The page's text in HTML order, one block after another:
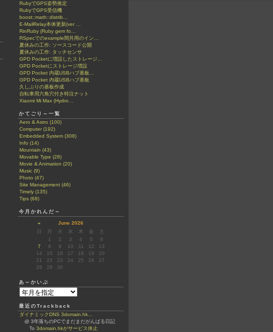
RubyでGPS姿勢推定
RubyでGPS受信機
boost::math::distrib…
E-MailRelay本体更新(ver …
RinRuby (Ruby gem fo…
RSpecでのexample間共用のイン…
夏休みの工作: ソースコード公開
夏休みの工作: タッチセンサ
GPD Pocketに増設したストレージ…
GPD Pocketにストレージ増設
GPD Pocket 内蔵USBハブ基板…
GPD Pocket 内蔵USBハブ基板
久しぶりの基板作成
自転車用六角穴付き特注ナット
Xiaomi Mi Max (Hydro…
かてごり～一覧
Aero & Astro (100)
Computer (192)
Embedded System (308)
Info (14)
Mountain (43)
Movable Type (28)
Movie & Animation (20)
Music (9)
Photo (47)
Site Management (46)
Timely (135)
Tips (68)
今月かれんだ～
«
June 2026
日
月 火 水 木 金
土
1
2 3 4 5
6
7
8 9 10 11 12
13
14
15 16 17 18 19
20
21
22 23 24 25 26
27
28
29 30
あ～かいぶ
最近のTrackback
ダイナミックDNS 3domain.hk…
@ 3年落ちのPCでまだまだがんばる日記
To 3domain.hkがサービス休止